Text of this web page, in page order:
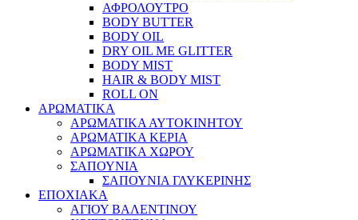
ΑΦΡΟΛΟΥΤΡΟ
BODY BUTTER
BODY OIL
DRY OIL ΜΕ GLITTER
BODY MIST
HAIR & BODY MIST
ROLL ON
ΑΡΩΜΑΤΙΚΑ
ΑΡΩΜΑΤΙΚΑ ΑΥΤΟΚΙΝΗΤΟΥ
ΑΡΩΜΑΤΙΚΑ ΚΕΡΙΑ
ΑΡΩΜΑΤΙΚΑ ΧΩΡΟΥ
ΣΑΠΟΥΝΙΑ
ΣΑΠΟΥΝΙΑ ΓΛΥΚΕΡΙΝΗΣ
ΕΠΟΧΙΑΚΑ
ΑΓΙΟΥ ΒΑΛΕΝΤΙΝΟΥ